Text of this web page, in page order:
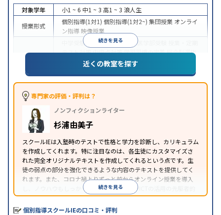
続きを見る
対象学年 小1 ~ 6 中1 ~ 3 高1 ~ 3 浪人生
授業形式
個別指導(1対1) 個別指導(1対2~) 集団授業 オンライ
ン指導 映像授業
中学受験 高校受験大学受験 医学部受験
テスト対策内申点対策学習習慣の定着総合型選抜
(旧AO)対策 推薦入試対策学校別特化対策
中高一貫校生に対応
可能季節講習のみの受講可
※2023年3月調査。小学校高学年の個別指導塾アンケート調査方法
近くの教室を探す
専門家の評価・評判は？
ノンフィクションライター
杉浦由美子
スクールIEは入塾時のテストで性格と学力を診断し、カリキュラム
を作成してくれます。特に注目なのは、各生徒にカスタマイズさ
れた完全オリジナルテキストを作成してくれるという点です。生
徒の弱点の部分を強化できるような内容のテキストを提供してく
れます。また、コロナ禍よりずっと前からオンライン授業を導入
し、ノウハウもしっかりとしています。AIやICTの活用の先駆者的
な個別指導塾です。
続きを見る
個別指導スクールIEの口コミ・評判